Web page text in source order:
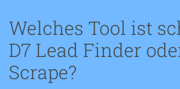
Welches Tool ist
D7 Lead Finder
Scrape?